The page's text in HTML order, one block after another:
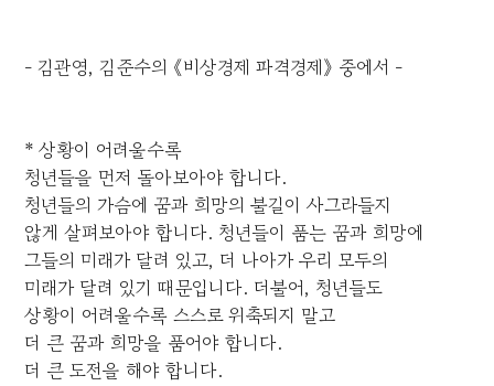
- 김관영, 김준수의 《비상경제 파격경제》 중에서 -
* 상황이 어려울수록
청년들을 먼저 돌아보아야 합니다.
청년들의 가슴에 꿈과 희망의 불길이 사그라들지
않게 살펴보아야 합니다. 청년들이 품는 꿈과 희망에
그들의 미래가 달려 있고, 더 나아가 우리 모두의
미래가 달려 있기 때문입니다. 더불어, 청년들도
상황이 어려울수록 스스로 위축되지 말고
더 큰 꿈과 희망을 품어야 합니다.
더 큰 도전을 해야 합니다.